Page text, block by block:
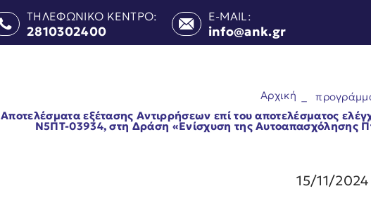
ΤΗΛΕΦΩΝΙΚΟ ΚΕΝΤΡΟ:
2810302400
E-MAIL:
info@ank.gr
Αρχική
Αποτελέσματα εξέτασης Αντιρρήσεων επί του αποτελέσματος
Ν5ΠΤ-03934, στη Δράση «Ενίσχυση της Aυτοαπασχόλησης
15/11/2024